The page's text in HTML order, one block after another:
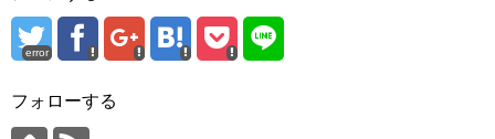
error
フォローする